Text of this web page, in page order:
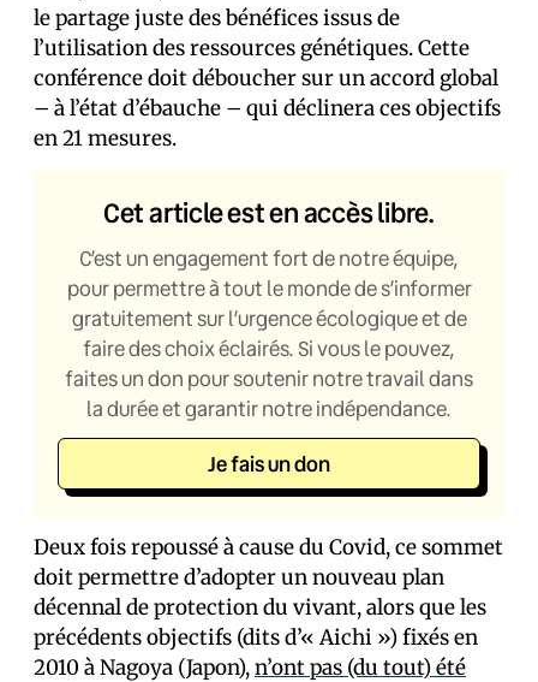
le partage juste des bénéfices issus de
l’utilisation des ressources génétiques. Cette
conférence doit déboucher sur un accord global
– à l’état d’ébauche – qui déclinera ces objectifs
en 21 mesures.
Cet article est en accès libre.
C’est un engagement fort de notre équipe,
pour permettre à tout le monde de s’informer
gratuitement sur l’urgence écologique et de
faire des choix éclairés. Si vous le pouvez,
faites un don pour soutenir notre travail dans
la durée et garantir notre indépendance.
Je fais un don
Deux fois repoussé à cause du Covid, ce sommet
doit permettre d’adopter un nouveau plan
décennal de protection du vivant, alors que les
précédents objectifs (dits d’« Aichi ») fixés en
2010 à Nagoya (Japon),n’ont pas (du tout) été